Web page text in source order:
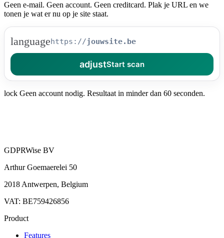
Geen e-mail. Geen account. Geen creditcard. Plak je URL en we
tonen je wat er nu op je site staat.
languagehttps://
adjustStart scan
lock Geen account nodig. Resultaat in minder dan 60 seconden.
GDPRWise BV
Arthur Goemaerelei 50
2018 Antwerpen, Belgium
VAT: BE759426856
Product
Features